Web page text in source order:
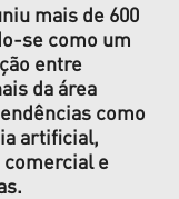
mais de 600
se como um
entre
da área
como
artificial,
e